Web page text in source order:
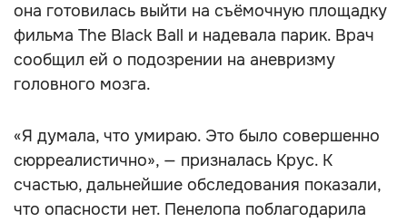
она готовилась выйти на съёмочную площадку
фильма The Black Ball и надевала парик. Врач
сообщил ей о подозрении на аневризму
головного мозга.
«Я думала, что умираю. Это было совершенно
сюрреалистично», — призналась Крус. К
счастью, дальнейшие обследования показали,
что опасности нет. Пенелопа поблагодарила